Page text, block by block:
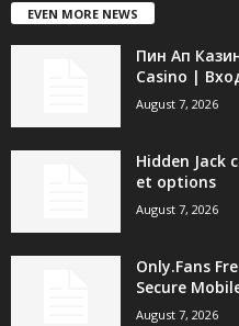
EVEN MORE NEWS
Пин Ап
Casino |
August 7, 2026
Hidden Jack
et options
August 7, 2026
Only.Fans
Secure
August 7, 2026